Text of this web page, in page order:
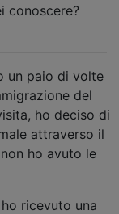
conoscere?
un paio di volte
del
ho deciso di
attraverso il
ho avuto le
ricevuto una